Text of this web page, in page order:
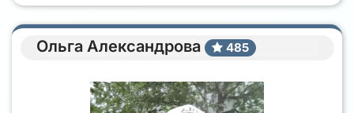
Ольга Александрова 485